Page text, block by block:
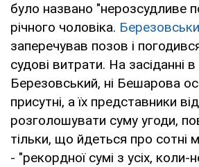
було названо "нерозсудливе
річного чоловіка.
заперечував позов і
судові витрати. На засіданні
Березовський, ні Бешарова
присутні, а їх представники
розголошувати суму угоди,
тільки, що йдеться про сотні
- "рекордної сумі з усіх,